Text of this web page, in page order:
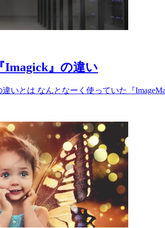
Imagick』の違い
違いとは なんとなーく使っていた『